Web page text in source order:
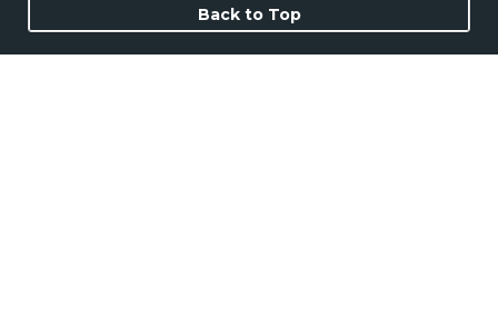
Back to Top